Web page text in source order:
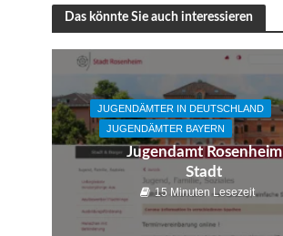
Das könnte Sie auch interessieren
JUGENDÄMTER IN DEUTSCHLAND
JUGENDÄMTER BAYERN
Jugendamt Rosenheim
Stadt
15 Minuten Lesezeit